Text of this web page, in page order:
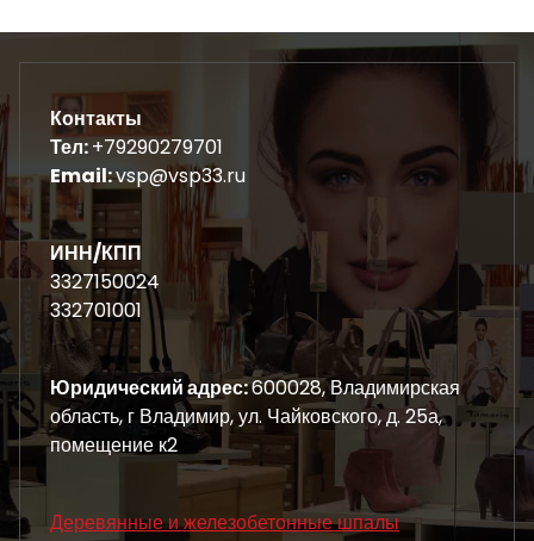
Контакты
Тел:+79290279701
Email:vsp@vsp33.ru
ИНН/КПП
3327150024
332701001
Юридический адрес:600028, Владимирская
область, г Владимир, ул. Чайковского, д. 25а,
помещение к2
Деревянные и железобетонные шпалы